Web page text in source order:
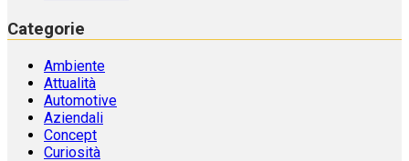
Ottobre 2014
Categorie
Ambiente
Attualità
Automotive
Aziendali